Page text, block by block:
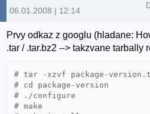
06.01.2008 | 12:14
Prvy odkaz z googlu (hladane:
.tar / .tar.bz2 --> takzvane tarbally
# tar -xzvf package-
# cd package-version
# ./configure
# make